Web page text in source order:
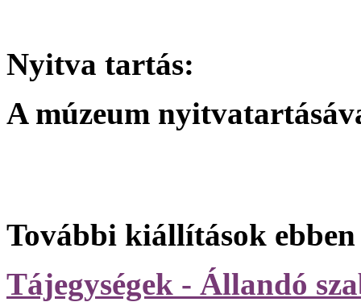
Nyitva tartás:
A múzeum
További kiállítások
Tájegységek - Állandó